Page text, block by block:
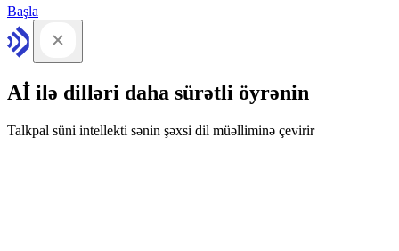
Başla
Aİ ilə dilləri daha sürətli öyrənin
Talkpal süni intellekti sənin şəxsi dil müəlliminə çevirir